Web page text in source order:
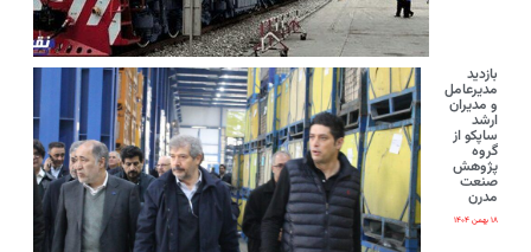
بازدید
مدیرعامل
و مدیران
ارشد
ساپکو از
گروه
پژوهش
صنعت
مدرن
۱۸ بهمن ۱۴۰۴